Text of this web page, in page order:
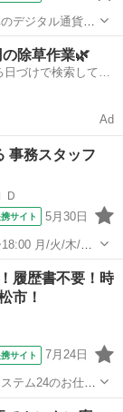
デジタル通貨の
々なお仕事をご
の除草作業🌿
づけで検索して即
Ad
事務スタッフ
サイト 5月30日
履歴書不要！時
市！
サイト 7月24日
テム24のお仕事